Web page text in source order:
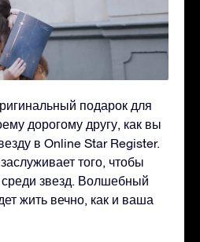
подарок для
дорогому другу, как вы
в Online Star Register.
того, чтобы
звезд. Волшебный
жить вечно, как и ваша